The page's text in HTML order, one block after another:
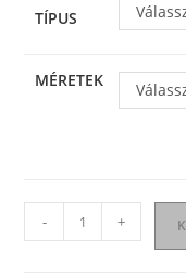
TÍPUS
MÉRETEK
maci
- +